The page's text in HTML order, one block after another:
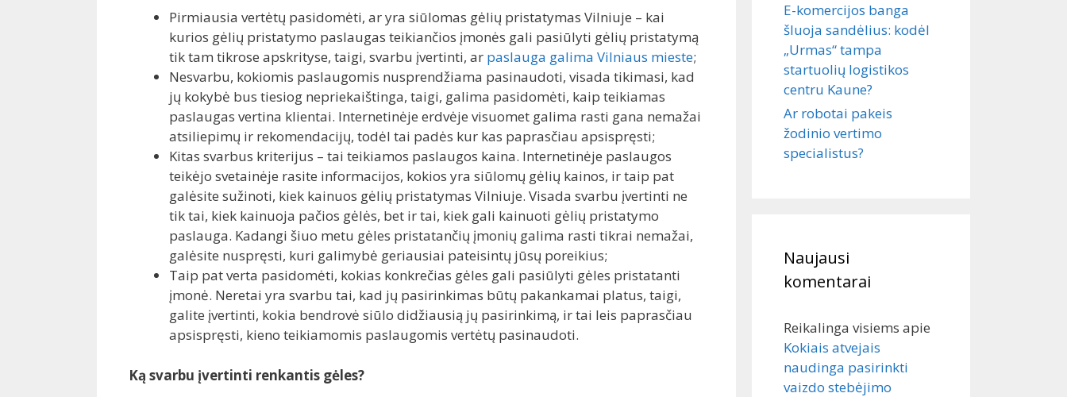
Pirmiausia vertėtų pasidomėti, ar yra siūlomas gėlių pristatymas Vilniuje – kai
kurios gėlių pristatymo paslaugas teikiančios įmonės gali pasiūlyti gėlių pristatymą
tik tam tikrose apskrityse, taigi, svarbu įvertinti, ar paslauga galima Vilniaus mieste;
Nesvarbu, kokiomis paslaugomis nusprendžiama pasinaudoti, visada tikimasi, kad
jų kokybė bus tiesiog nepriekaištinga, taigi, galima pasidomėti, kaip teikiamas
paslaugas vertina klientai. Internetinėje erdvėje visuomet galima rasti gana nemažai
atsiliepimų ir rekomendacijų, todėl tai padės kur kas paprasčiau apsispręsti;
Kitas svarbus kriterijus – tai teikiamos paslaugos kaina. Internetinėje paslaugos
teikėjo svetainėje rasite informacijos, kokios yra siūlomų gėlių kainos, ir taip pat
galėsite sužinoti, kiek kainuos gėlių pristatymas Vilniuje. Visada svarbu įvertinti ne
tik tai, kiek kainuoja pačios gėlės, bet ir tai, kiek gali kainuoti gėlių pristatymo
paslauga. Kadangi šiuo metu gėles pristatančių įmonių galima rasti tikrai nemažai,
galėsite nuspręsti, kuri galimybė geriausiai pateisintų jūsų poreikius;
Taip pat verta pasidomėti, kokias konkrečias gėles gali pasiūlyti gėles pristatanti
įmonė. Neretai yra svarbu tai, kad jų pasirinkimas būtų pakankamai platus, taigi,
galite įvertinti, kokia bendrovė siūlo didžiausią jų pasirinkimą, ir tai leis paprasčiau
apsispręsti, kieno teikiamomis paslaugomis vertėtų pasinaudoti.
Ką svarbu įvertinti renkantis gėles?
E-komercijos banga
šluoja sandėlius: kodėl
„Urmas“ tampa
startuolių logistikos
centru Kaune?
Ar robotai pakeis
žodinio vertimo
specialistus?
Naujausi
komentarai
Reikalinga visiems apie
Kokiais atvejais
naudinga pasirinkti
vaizdo stebėjimo